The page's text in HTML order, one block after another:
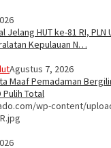
Jelang HUT ke-81 RI, PLN
Kepulauan N…
Agustus 7, 2026
Maaf Pemadaman
Pulih Total
wp-content/